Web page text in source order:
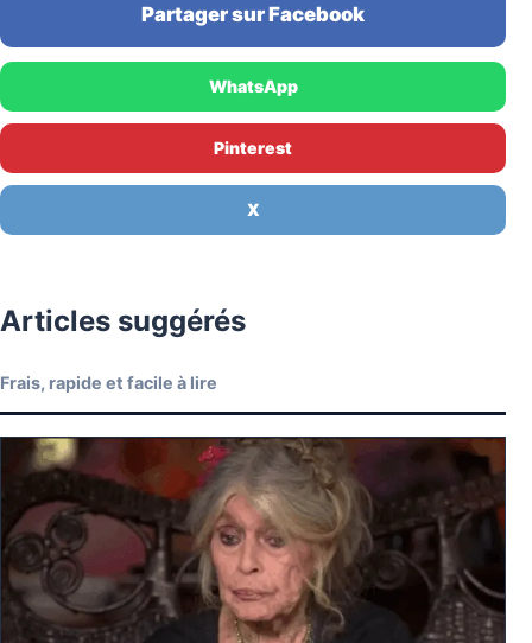
Partager sur Facebook
WhatsApp
Pinterest
X
Articles suggérés
Frais, rapide et facile à lire